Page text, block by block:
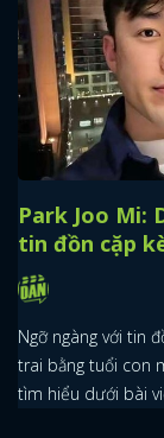
Park Joo Mi:
tin đồn cặp
Ngỡ ngàng với tin
trai bằng tuổi con
tìm hiểu dưới bài